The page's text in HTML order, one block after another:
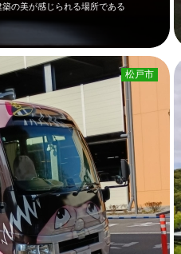
の美が感じられる場所である
松戸市